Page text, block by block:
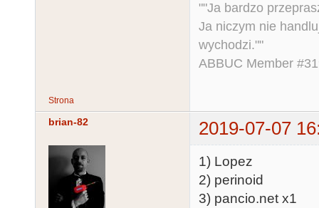
""Ja bardzo
Ja niczym nie
wychodzi.""
ABBUC Member
Strona
brian-82 2019-07-07
1) Lopez
2) perinoid
3) pancio.net x1